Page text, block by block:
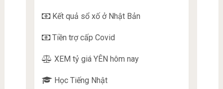
Kết quả sổ xố ở Nhật Bản
Tiền trợ cấp Covid
XEM tỷ giá YÊN hôm nay
Học Tiếng Nhật